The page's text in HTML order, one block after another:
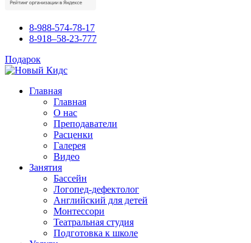
8-988-574-78-17
8-918–58-23-777
Подарок
Главная
Главная
О нас
Преподаватели
Расценки
Галерея
Видео
Занятия
Бассейн
Логопед-дефектолог
Английский для детей
Монтессори
Театральная студия
Подготовка к школе